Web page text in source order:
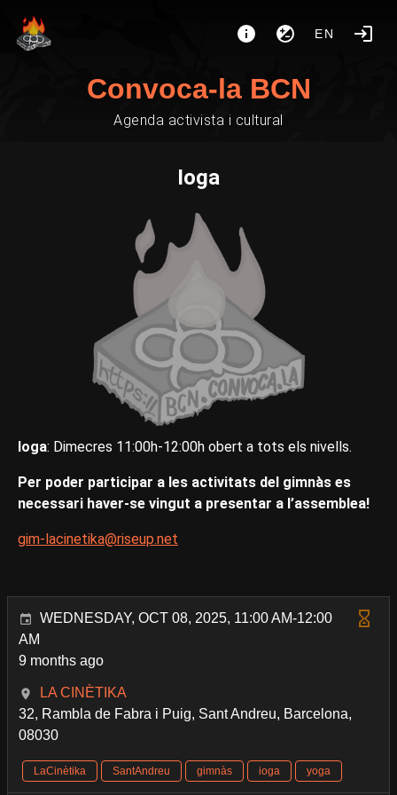
EN
Convoca-la BCN
Agenda activista i cultural
Ioga
Ioga: Dimecres 11:00h-12:00h obert a tots els nivells.
Per poder participar a les activitats del gimnàs es
necessari haver-se vingut a presentar a l’assemblea!
gim-lacinetika@riseup.net
WEDNESDAY, OCT 08, 2025, 11:00 AM-12:00
AM
9 months ago
LA CINÈTIKA
32, Rambla de Fabra i Puig, Sant Andreu, Barcelona,
08030
LaCinètika SantAndreu gimnàs ioga yoga